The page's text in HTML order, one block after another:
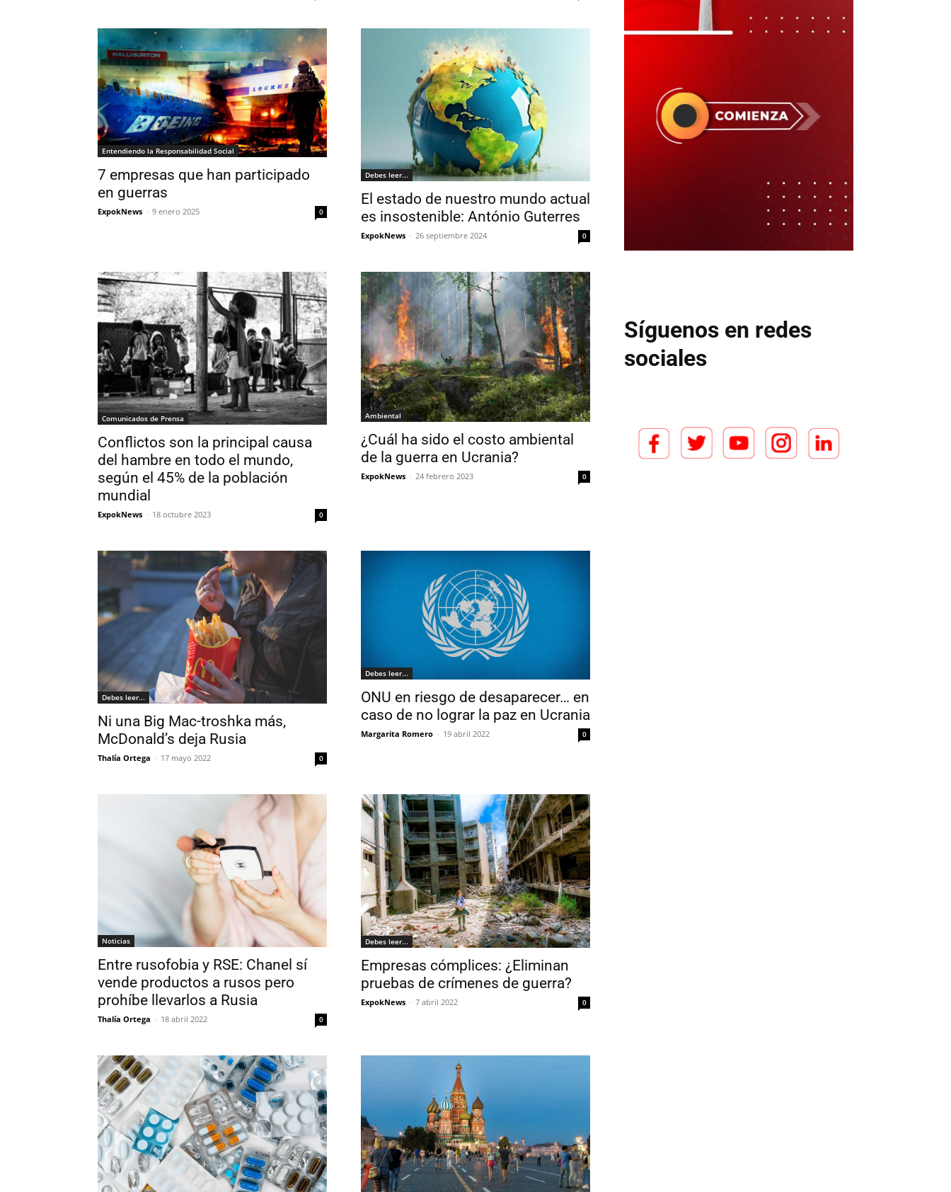
Entendiendo la Responsabilidad Social
7 empresas que han participado
en guerras
ExpokNews - 9 enero 2025 0
Debes leer...
El estado de nuestro mundo actual
es insostenible: António Guterres
ExpokNews - 26 septiembre 2024 0
Comunicados de Prensa
Conflictos son la principal causa
del hambre en todo el mundo,
según el 45% de la población
mundial
ExpokNews - 18 octubre 2023 0
Ambiental
¿Cuál ha sido el costo ambiental
de la guerra en Ucrania?
ExpokNews - 24 febrero 2023 0
Debes leer...
Ni una Big Mac-troshka más,
McDonald’s deja Rusia
Thalía Ortega - 17 mayo 2022 0
Debes leer...
ONU en riesgo de desaparecer… en
caso de no lograr la paz en Ucrania
Margarita Romero - 19 abril 2022 0
Noticias
Entre rusofobia y RSE: Chanel sí
vende productos a rusos pero
prohíbe llevarlos a Rusia
Thalía Ortega - 18 abril 2022 0
Debes leer...
Empresas cómplices: ¿Eliminan
pruebas de crímenes de guerra?
ExpokNews - 7 abril 2022 0
Síguenos en redes
sociales